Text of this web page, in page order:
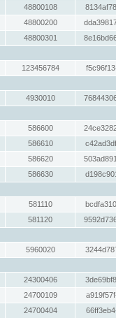
48800108
48800200
48800301
123456784
4930010
586600
586610
586620
586630
581110
581120
5960020
24300406
24700109
24700404